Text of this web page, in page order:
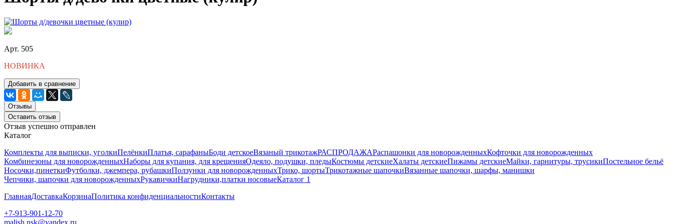
Арт. 505
НОВИНКА
Добавить в сравнение
Отзывы
Оставить отзыв
Отзыв успешно отправлен
Каталог
Комплекты для выписки, уголкиПелёнкиПлатья, сарафаныБоди детскоеВязаный трикотажРАСПРОДАЖАРаспашонки для новорожденныхКофточки для новорожденных
Комбинезоны для новорожденныхНаборы для купания, для крещенияОдеяло, подушки, пледыКостюмы детскиеХалаты детскиеПижамы детскиеМайки, гарнитуры, трусикиПостельное бельё
Носочки,пинеткиФутболки, джемпера, рубашкиПолзунки для новорожденныхТрико, шортыТрикотажные шапочкиВязанные шапочки, шарфы, манишки
Чепчики, шапочки для новорожденныхРукавичкиНагрудники,платки носовыеКаталог 1
ГлавнаяДоставкаКорзинаПолитика конфиденциальностиКонтакты
+7-913-901-12-70
malish.nsk@yandex.ru